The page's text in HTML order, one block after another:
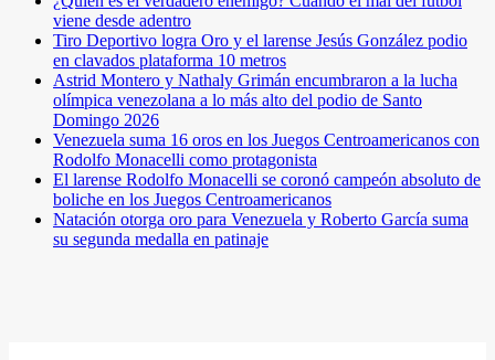
viene desde adentro
Tiro Deportivo logra Oro y el larense Jesús González podio
en clavados plataforma 10 metros
Astrid Montero y Nathaly Grimán encumbraron a la lucha
olímpica venezolana a lo más alto del podio de Santo
Domingo 2026
Venezuela suma 16 oros en los Juegos Centroamericanos con
Rodolfo Monacelli como protagonista
El larense Rodolfo Monacelli se coronó campeón absoluto de
boliche en los Juegos Centroamericanos
Natación otorga oro para Venezuela y Roberto García suma
su segunda medalla en patinaje